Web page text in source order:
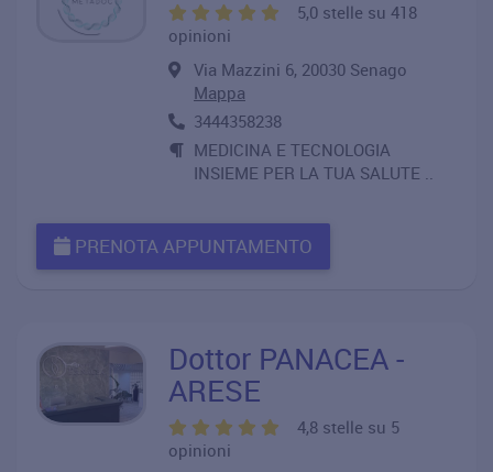
5,0 stelle su 418
opinioni
Via Mazzini 6, 20030 Senago
Mappa
3444358238
MEDICINA E TECNOLOGIA
INSIEME PER LA TUA SALUTE ..
PRENOTA APPUNTAMENTO
Dottor PANACEA -
ARESE
4,8 stelle su 5
opinioni